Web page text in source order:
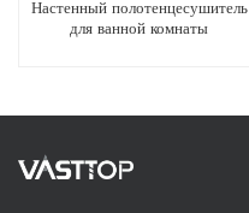
Настенный полотенцесушитель
для ванной комнаты